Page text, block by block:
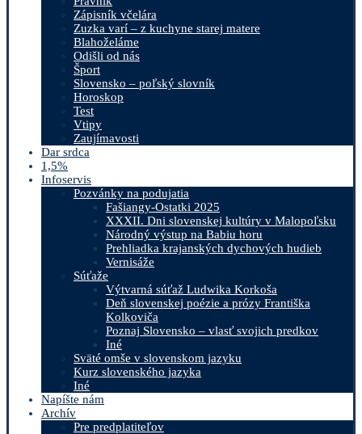
Zápisník včelára
Zuzka varí – z kuchyne starej matere
Blahoželáme
Odišli od nás
Šport
Slovensko – poľský slovník
Horoskop
Test
Vtipy
Zaujímavosti
Dar srdca
1,5%
Infoservis
Pozvánky na podujatia
Fašiangy-Ostatki 2025
XXXII. Dni slovenskej kultúry v Malopoľsku
Národný výstup na Babiu horu
Prehliadka krajanských dychových hudieb
Vernisáže
Súťaže
Výtvarná súťaž Ludwika Korkoša
Deň slovenskej poézie a prózy Františka
Kolkoviča
Poznaj Slovensko – vlasť svojich predkov
Iné
Sväté omše v slovenskom jazyku
Kurz slovenského jazyka
Iné
Napíšte nám
Archív
Pre predplatiteľov